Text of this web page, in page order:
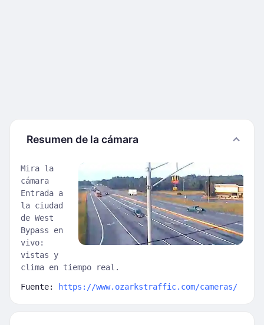
Resumen de la cámara
Mira la
cámara
Entrada a
la ciudad
de West
Bypass en
vivo:
vistas y
clima en tiempo real.
Fuente: https://www.ozarkstraffic.com/cameras/